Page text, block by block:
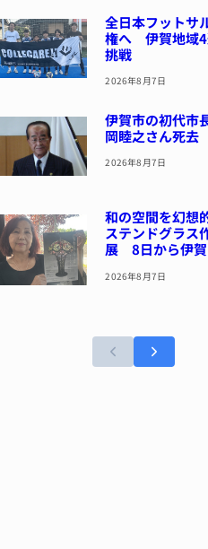
全日本フットサ
権へ 伊賀地域
挑戦
2026年8月7日
伊賀市の初代市
岡睦之さん死
2026年8月7日
和の空間を幻想
ステンドグラス
展 8日から伊
2026年8月7日